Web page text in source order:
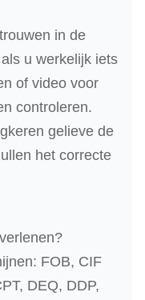
in de
u werkelijk iets
of video voor
controleren.
gelieve de
het correcte
FOB, CIF
DEQ, DDP,